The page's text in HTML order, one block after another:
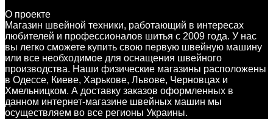
О проекте
Магазин швейной техники, работающий в интересах
любителей и профессионалов шитья с 2009 года. У нас
вы легко сможете купить свою первую швейную машину
или все необходимое для оснащения швейного
производства. Наши физические магазины расположены
в Одессе, Киеве, Харькове, Львове, Черновцах и
Хмельницком. А доставку заказов оформленных в
данном интернет-магазине швейных машин мы
осуществляем во все регионы Украины.